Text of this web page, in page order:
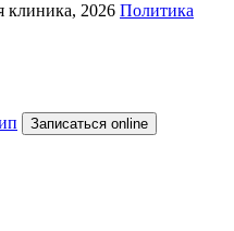
клиника, 2026 Политика
Записаться online